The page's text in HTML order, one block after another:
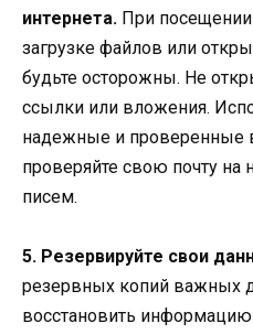
интернета. При
загрузке файлов или
будьте осторожны. Не
ссылки или вложения.
надежные и проверенные
проверяйте свою почту на
писем.
5. Резервируйте свои
резервных копий важных
восстановить информацию